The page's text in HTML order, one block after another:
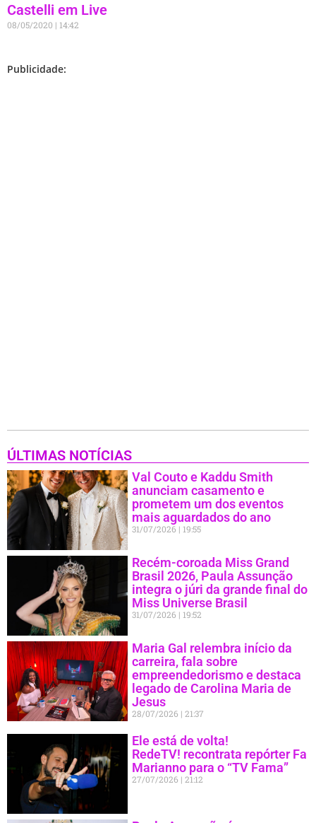
Castelli em Live
08/05/2020 14:42
Publicidade:
ÚLTIMAS NOTÍCIAS
Val Couto e Kaddu Smith
anunciam casamento e
prometem um dos eventos
mais aguardados do ano
31/07/2026 19:55
Recém-coroada Miss Grand
Brasil 2026, Paula Assunção
integra o júri da grande final do
Miss Universe Brasil
31/07/2026 19:52
Maria Gal relembra início da
carreira, fala sobre
empreendedorismo e destaca
legado de Carolina Maria de
Jesus
28/07/2026 21:37
Ele está de volta!
RedeTV! recontrata repórter Fa
Marianno para o “TV Fama”
27/07/2026 21:12